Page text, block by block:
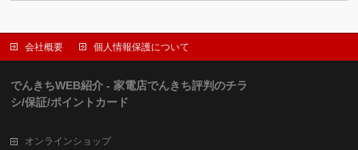
会社概要 個人情報保護について
でんきちWEB紹介 - 家電店でんきち評判のチラ
シ/保証/ポイントカード
オンラインショップ